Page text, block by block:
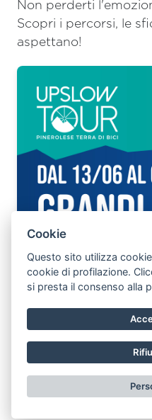
Anello 15
Cookie
Questo sito utilizza
cookie di profilazione.
si presta il consenso alla
Non perderti
Scopri i percorsi, le
aspettano!